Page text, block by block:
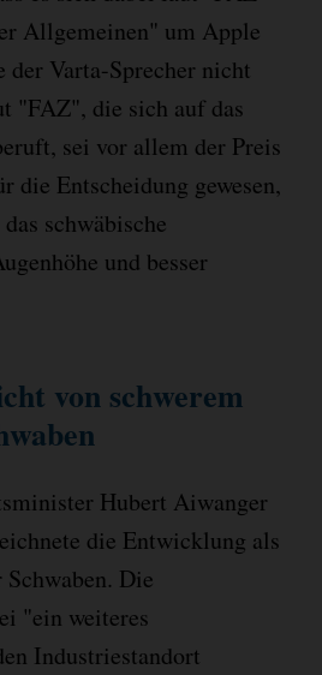
Allgemeinen" um Apple
Varta-Sprecher nicht
"FAZ", die sich auf das
sei vor allem der Preis
die Entscheidung gewesen,
schwäbische
und besser
von schwerem
Hubert Aiwanger
die Entwicklung als
Die
"ein weiteres
Industriestandort